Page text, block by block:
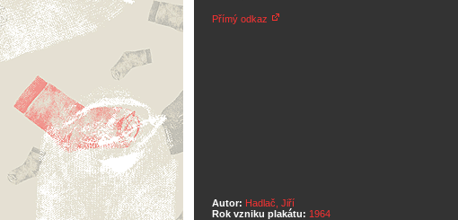
Přímý odkaz
Autor: Hadlač, Jiří
Rok vzniku plakátu: 1964